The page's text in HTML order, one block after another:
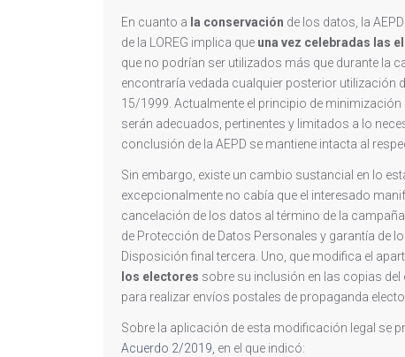
En cuanto a la conservación de los datos, la
de la LOREG implica que una vez celebradas las
que no podrían ser utilizados más que durante la
encontraría vedada cualquier posterior utilización
15/1999. Actualmente el principio de
serán adecuados, pertinentes y limitados a lo
conclusión de la AEPD se mantiene intacta al
Sin embargo, existe un cambio sustancial en lo
excepcionalmente no cabía que el interesado
cancelación de los datos al término de la
de Protección de Datos Personales y garantía de
Disposición final tercera. Uno, que modifica el
los electores sobre su inclusión en las copias
para realizar envíos postales de propaganda
Sobre la aplicación de esta modificación legal se
Acuerdo 2/2019, en el que indicó: